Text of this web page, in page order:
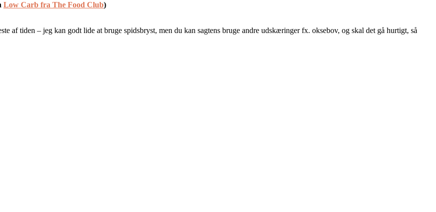
Low Carb fra The Food Club)
af tiden – jeg kan godt lide at bruge spidsbryst, men du kan sagtens bruge andre udskæringer fx. oksebov, og skal det gå hurtigt, så